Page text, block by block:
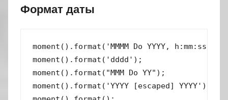
Формат даты
moment().format('MMMM Do YYYY, h:mm:ss
moment().format('dddd');
moment().format("MMM Do YY");
moment().format('YYYY [escaped] YYYY');